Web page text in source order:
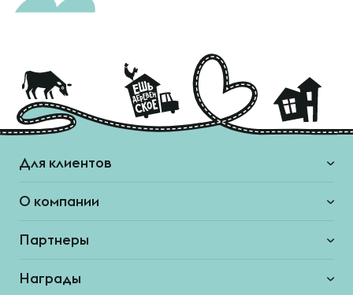
Для клиентов
О компании
Партнеры
Награды